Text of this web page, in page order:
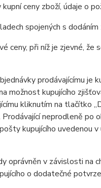
ceny zboží, údaje o
spojených s
ceny, při níž je zjevné, že
prodávajícímu je
možnost kupujícího
kliknutím na tlačítko
Prodávající neprodleně
kupujícího uvedenou
v závislosti na
o dodatečné